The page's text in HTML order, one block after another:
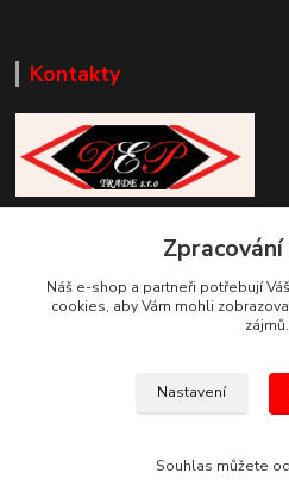
Kontakty
+420 777 085 857
info@deptrade.cz
Náš e-shop a partneři potřebují Váš
cookies, aby Vám mohli
zájmů.
Nastavení
Souhlas můžete